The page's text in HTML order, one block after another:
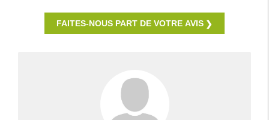
FAITES-NOUS PART DE VOTRE AVIS